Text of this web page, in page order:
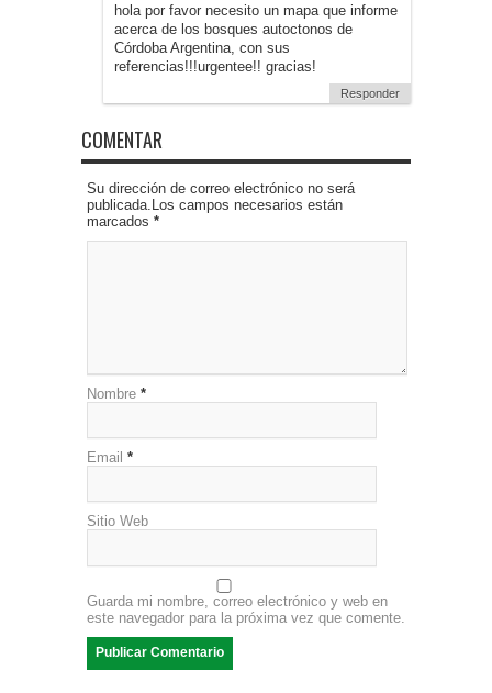
hola por favor necesito un mapa que informe
acerca de los bosques autoctonos de
Córdoba Argentina, con sus
referencias!!!urgentee!! gracias!
Responder
COMENTAR
Su dirección de correo electrónico no será
publicada.Los campos necesarios están
marcados *
Nombre *
Email *
Sitio Web
Guarda mi nombre, correo electrónico y web en
este navegador para la próxima vez que comente.